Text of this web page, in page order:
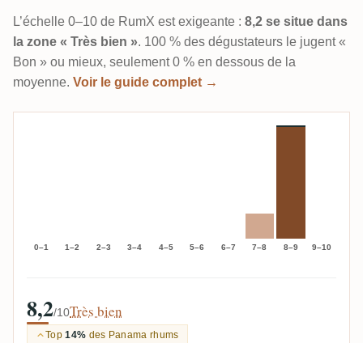
L’échelle 0–10 de RumX est exigeante : 8,2 se situe dans
la zone « Très bien ». 100 % des dégustateurs le jugent «
Bon » ou mieux, seulement 0 % en dessous de la
moyenne. Voir le guide complet →
0–1 1–2 2–3 3–4 4–5 5–6 6–7 7–8 8–9 9–10
8,2/10Très bien
Top14% des Panama rhums